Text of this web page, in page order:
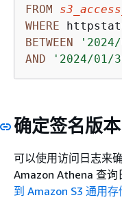
FROM
WHERE
BETWEEN
AND
'2024/01/
确定签名版
可以使用访问日志来
Amazon Athena 查询
到 Amazon S3 通用存